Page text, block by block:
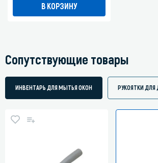
В КОРЗИНУ
Сопутствующие товары
ИНВЕНТАРЬ ДЛЯ МЫТЬЯ ОКОН РУКОЯТКИ